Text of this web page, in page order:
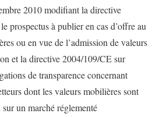
2010 modifiant la directive
prospectus à publier en cas d’offre au
ou en vue de l’admission de valeurs
et la directive 2004/109/CE sur
de transparence concernant
dont les valeurs mobilières sont
un marché réglementé